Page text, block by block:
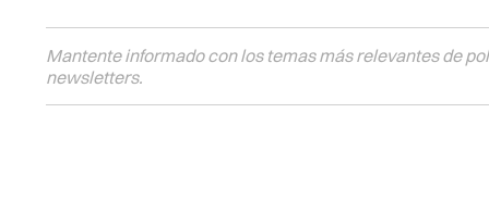
Mantente informado con los temas más relevantes de
newsletters.